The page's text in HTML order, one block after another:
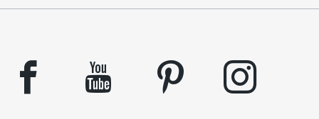
facebook youtube pinterest instagram